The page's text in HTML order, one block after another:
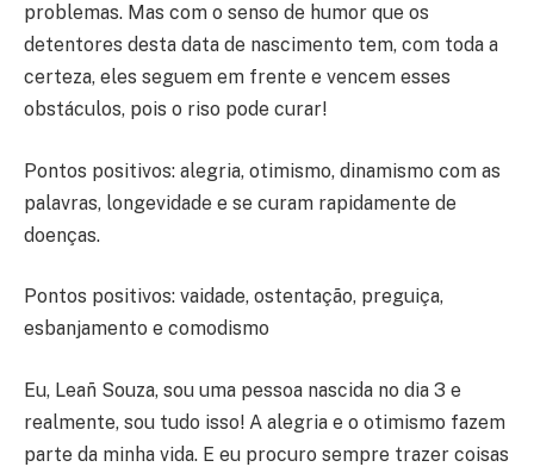
problemas. Mas com o senso de humor que os
detentores desta data de nascimento tem, com toda a
certeza, eles seguem em frente e vencem esses
obstáculos, pois o riso pode curar!
Pontos positivos: alegria, otimismo, dinamismo com as
palavras, longevidade e se curam rapidamente de
doenças.
Pontos positivos: vaidade, ostentação, preguiça,
esbanjamento e comodismo
Eu, Leañ Souza, sou uma pessoa nascida no dia 3 e
realmente, sou tudo isso! A alegria e o otimismo fazem
parte da minha vida. E eu procuro sempre trazer coisas